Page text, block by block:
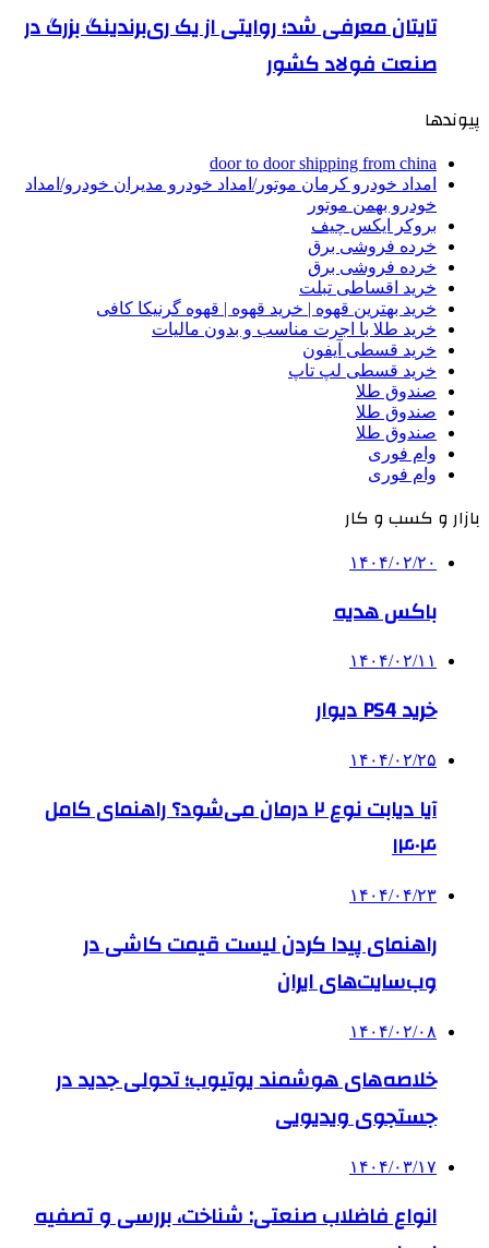
تایتان معرفی شد؛ روایتی از یک ری‌برندینگ بزرگ در
صنعت فولاد کشور
پیوندها
door to door shipping from china
امداد خودرو کرمان موتور/امداد خودرو مدیران خودرو/امداد
خودرو بهمن موتور
بروکر ایکس چیف
خرده فروشی برق
خرده فروشی برق
خرید اقساطی تبلت
خرید بهترین قهوه | خرید قهوه | قهوه گرنیکا کافی
خرید طلا با اجرت مناسب و بدون مالیات
خرید قسطی آیفون
خرید قسطی لپ تاپ
صندوق طلا
صندوق طلا
صندوق طلا
وام فوری
وام فوری
بازار و کسب و کار
۱۴۰۴/۰۲/۲۰
باکس هدیه
۱۴۰۴/۰۲/۱۱
خرید PS4 دیوار
۱۴۰۴/۰۲/۲۵
آیا دیابت نوع ۲ درمان می‌شود؟ راهنمای کامل
۱۴۰۴
۱۴۰۴/۰۴/۲۳
راهنمای پیدا کردن لیست قیمت کاشی در
وب‌سایت‌های ایران
۱۴۰۴/۰۲/۰۸
خلاصه‌های هوشمند یوتیوب؛ تحولی جدید در
جستجوی ویدیویی
۱۴۰۴/۰۳/۱۷
انواع فاضلاب صنعتی: شناخت، بررسی و تصفیه